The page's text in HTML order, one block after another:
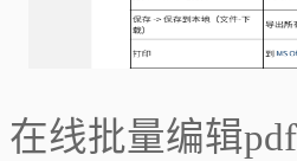
批量编辑pdf